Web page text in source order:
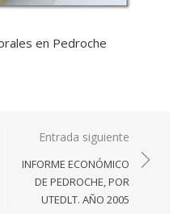
en Pedroche
Entrada siguiente
INFORME ECONÓMICO
DE PEDROCHE, POR
UTEDLT. AÑO 2005